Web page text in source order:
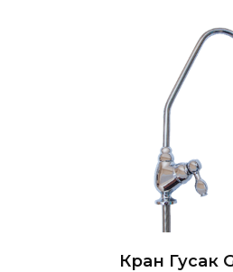
Кран Гусак